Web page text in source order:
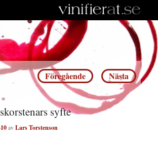
Inläggsnavigering
Föregående Nästa
syfte
avLars Torstenson